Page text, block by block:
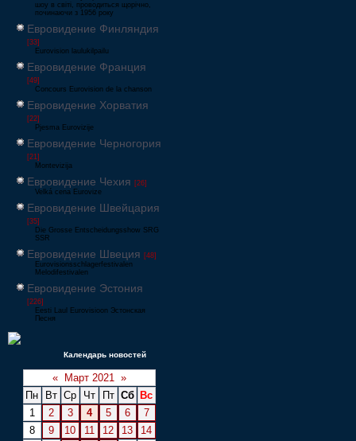
шоу в світі, проводиться щорічно,
починаючи з 1956 року
Евровидение Финляндия
[33]
Eurovision laulukilpailu
Евровидение Франция
[49]
Concours Eurovision de la chanson
Евровидение Хорватия
[22]
Pjesma Eurovizije
Евровидение Черногория
[21]
Montevizija
Евровидение Чехия [26]
Velká cena Eurovize
Евровидение Швейцария
[35]
Die Grosse Entscheidungsshow SRG
SSR
Евровидение Швеция [48]
Eurovisionsschlagerfestivalen
Melodifestivalen
Евровидение Эстония
[226]
Eesti Laul Eurovisioon Эстонская
Песня
Календарь новостей
« Март 2021 »
Пн
Вт Ср Чт Пт Сб
Вс
1
2 3 4 5 6
7
8
9 10 11 12 13
14